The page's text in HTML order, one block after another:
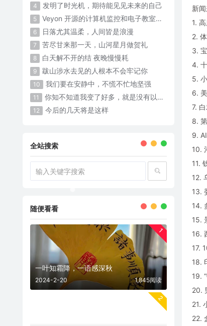
新
1.
2.
3.
4.
5.
6.
7.
8.
9.
10.
11.
12.
13.
14.
15.
16.
17.
18.
19.
20.
21.
22.
4 发明了时光机，期待能见见未来的自己
5 Veyon 开源的计算机监控和电子教室管理软件
6 日落尤其温柔，人间皆是浪漫
7 苦尽甘来那一天，山河星月做贺礼
8 白天解不开的结 夜晚慢慢耗 ​​​
9 跋山涉水去见的人根本不会牢记你
10 我们要在安静中，不慌不忙地坚强
11 你知不知道我变了好多，就是没有以前那么可爱了
12 今后的几天将是这样
全站搜索
随便看看
1
一叶知霜降，一语感深秋
2024-2-20 1,845阅读
2